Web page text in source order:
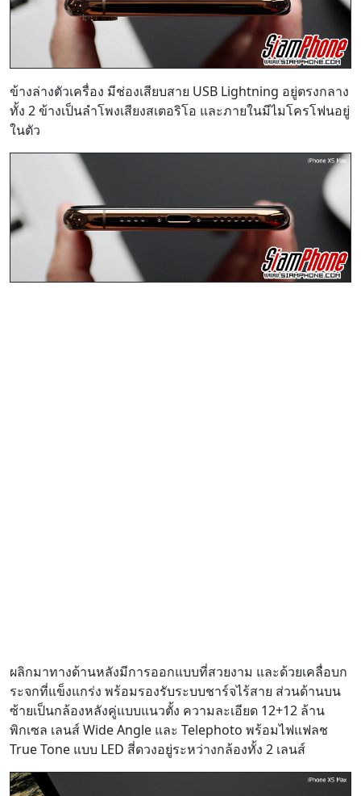
ข้างล่างตัวเครื่อง มีช่องเสียบสาย USB Lightning อยู่ตรงกลาง
ทั้ง 2 ข้างเป็นลำโพงเสียงสเตอริโอ และภายในมีไมโครโฟนอยู่
ในตัว
ผลิกมาทางด้านหลังมีการออกแบบที่สวยงาม และด้วยเคลื่อบก
ระจกที่แข็งแกร่ง พร้อมรองรับระบบชาร์จไร้สาย ส่วนด้านบน
ซ้ายเป็นกล้องหลังคู่แบบแนวตั้ง ความละเอียด 12+12 ล้าน
พิกเซล เลนส์ Wide Angle และ Telephoto พร้อมไฟแฟลช
True Tone แบบ LED สี่ดวงอยู่ระหว่างกล้องทั้ง 2 เลนส์